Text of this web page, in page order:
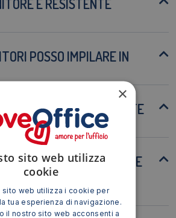
POSSO IMPILARE IN
È RESISTENTE
IL CONTENITORE
FACILMENTE IL
×
sito web utilizza
cookie
sito web utilizza i cookie per
tua esperienza di navigazione.
il nostro sito web acconsenti a